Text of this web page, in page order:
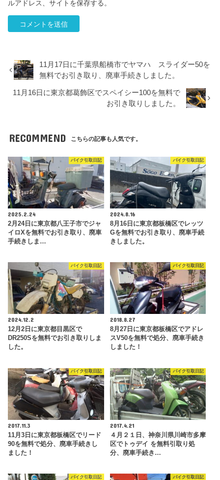
ルアドレス、サイトを保存する。
11月17日に千葉県船橋市でヤマハ スライダー50を
無料でお引き取り、廃車手続きしました。
11月16日に東京都葛飾区でスペイシー100を無料で
お引き取りしました。
RECOMMEND こちらの記事も人気です。
バイク引取日記
2025.2.24
2月24日に東京都八王子市でジャ
イロXを無料でお引き取り、廃車
手続きしま…
バイク引取日記
2024.8.16
8月16日に東京都板橋区でレッツ
Gを無料でお引き取り、廃車手続
きしました。
バイク引取日記
2024.12.2
12月2日に東京都目黒区で
DR250Sを無料でお引き取りしま
した。
バイク引取日記
2018.8.27
8月27日に東京都板橋区でアドレ
スV50を無料で処分、廃車手続き
しました！
バイク引取日記
2017.11.3
11月3日に東京都板橋区でリード
90を無料で処分、廃車手続きし
ました！
バイク引取日記
2017.4.21
４月２１日、神奈川県川崎市多摩
区でトゥデイ を無料引取り処
分、廃車手続き…
バイク引取日記 バイク引取日記